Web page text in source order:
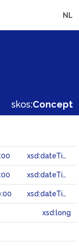
NL
skos:Concept
xsd:dateTime
xsd:dateTime
xsd:dateTime
xsd:long